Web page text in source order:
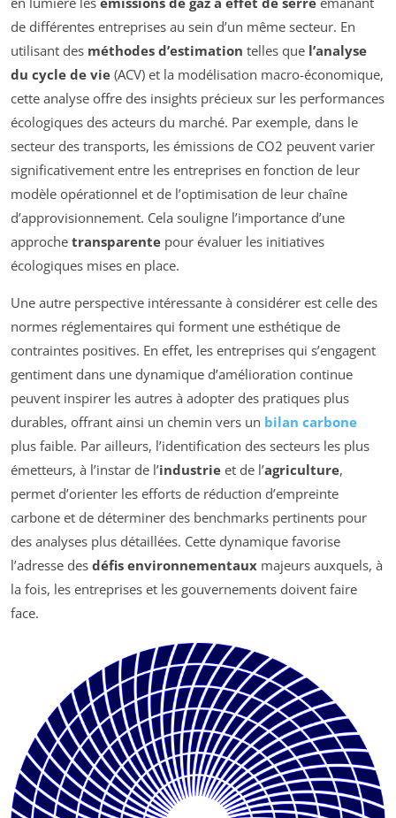
de différentes entreprises au sein d’un même secteur. En
utilisant des méthodes d’estimation telles que l’analyse
du cycle de vie (ACV) et la modélisation macro-économique,
cette analyse offre des insights précieux sur les performances
écologiques des acteurs du marché. Par exemple, dans le
secteur des transports, les émissions de CO2 peuvent varier
significativement entre les entreprises en fonction de leur
modèle opérationnel et de l’optimisation de leur chaîne
d’approvisionnement. Cela souligne l’importance d’une
approche transparente pour évaluer les initiatives
écologiques mises en place.
Une autre perspective intéressante à considérer est celle des
normes réglementaires qui forment une esthétique de
contraintes positives. En effet, les entreprises qui s’engagent
gentiment dans une dynamique d’amélioration continue
peuvent inspirer les autres à adopter des pratiques plus
durables, offrant ainsi un chemin vers un bilan carbone
plus faible. Par ailleurs, l’identification des secteurs les plus
émetteurs, à l’instar de l’industrie et de l’agriculture,
permet d’orienter les efforts de réduction d’empreinte
carbone et de déterminer des benchmarks pertinents pour
des analyses plus détaillées. Cette dynamique favorise
l’adresse des défis environnementaux majeurs auxquels, à
la fois, les entreprises et les gouvernements doivent faire
face.